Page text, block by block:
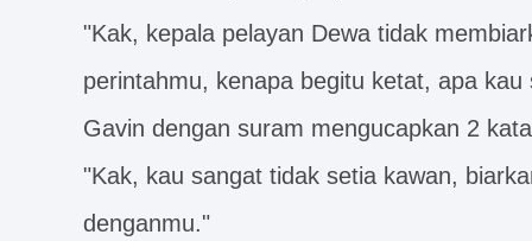
"Kak, kepala pelayan Dewa tidak
perintahmu, kenapa begitu ketat, apa
Gavin dengan suram mengucapkan 2
"Kak, kau sangat tidak setia kawan,
denganmu."